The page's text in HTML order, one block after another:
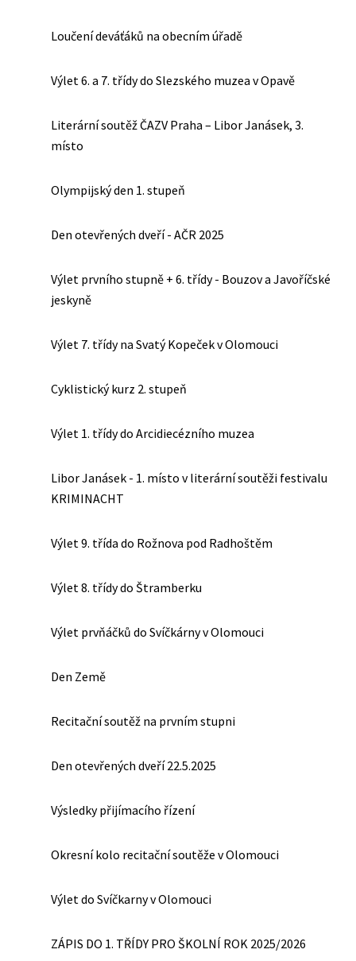
Loučení deváťáků na obecním úřadě
Výlet 6. a 7. třídy do Slezského muzea v Opavě
Literární soutěž ČAZV Praha – Libor Janásek, 3.
místo
Olympijský den 1. stupeň
Den otevřených dveří - AČR 2025
Výlet prvního stupně + 6. třídy - Bouzov a Javoříčské
jeskyně
Výlet 7. třídy na Svatý Kopeček v Olomouci
Cyklistický kurz 2. stupeň
Výlet 1. třídy do Arcidiecézního muzea
Libor Janásek - 1. místo v literární soutěži festivalu
KRIMINACHT
Výlet 9. třída do Rožnova pod Radhoštěm
Výlet 8. třídy do Štramberku
Výlet prvňáčků do Svíčkárny v Olomouci
Den Země
Recitační soutěž na prvním stupni
Den otevřených dveří 22.5.2025
Výsledky přijímacího řízení
Okresní kolo recitační soutěže v Olomouci
Výlet do Svíčkarny v Olomouci
ZÁPIS DO 1. TŘÍDY PRO ŠKOLNÍ ROK 2025/2026